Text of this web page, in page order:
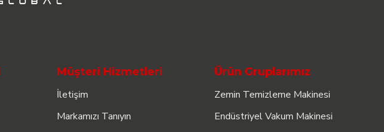
Müşteri Hizmetleri
İletişim
Markamızı Tanıyın
Ürün Gruplarımız
Zemin Temizleme Makinesi
Endüstriyel Vakum Makinesi